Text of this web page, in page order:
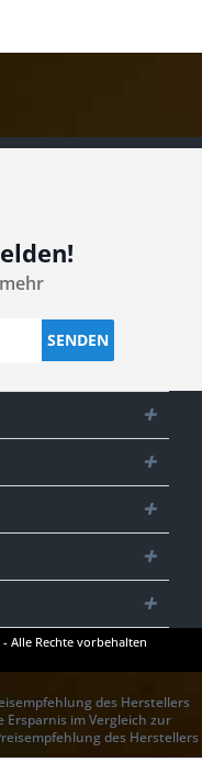
SENDEN
Alle Rechte vorbehalten
des Herstellers
im Vergleich zur
des Herstellers